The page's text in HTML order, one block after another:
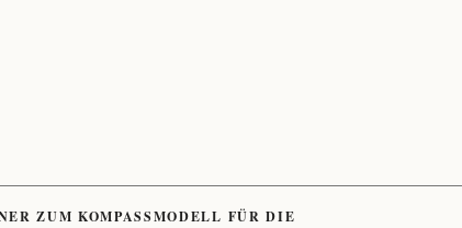
ZUM KOMPASSMODELL FÜR DIE